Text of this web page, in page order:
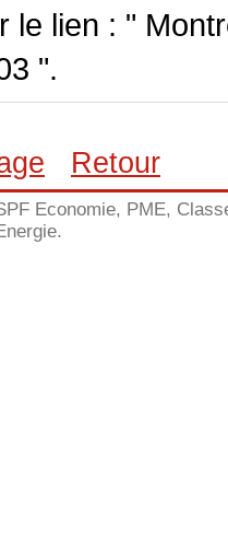
le lien : "
".
Retour
Economie, PME,